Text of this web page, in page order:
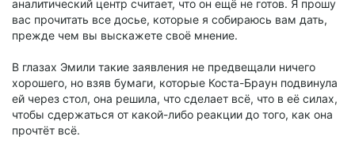
аналитический центр считает, что он ещё не готов. Я прошу
вас прочитать все досье, которые я собираюсь вам дать,
прежде чем вы выскажете своё мнение.
В глазах Эмили такие заявления не предвещали ничего
хорошего, но взяв бумаги, которые Коста-Браун подвинула
ей через стол, она решила, что сделает всё, что в её силах,
чтобы сдержаться от какой-либо реакции до того, как она
прочтёт всё.